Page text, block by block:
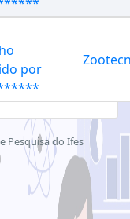
por
Pesquisa do Ifes